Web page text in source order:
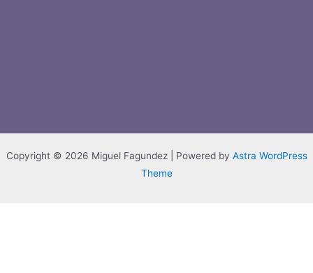
Copyright © 2026 Miguel Fagundez | Powered by Astra WordPress
Theme